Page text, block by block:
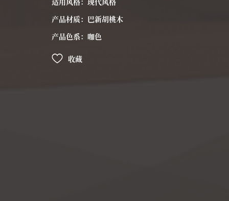
产品材质：巴新胡桃木
产品色系：咖色
收藏